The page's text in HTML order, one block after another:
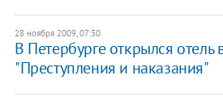
28 ноября 2009, 07:30
В Петербурге открылся отель
"Преступления и наказания"